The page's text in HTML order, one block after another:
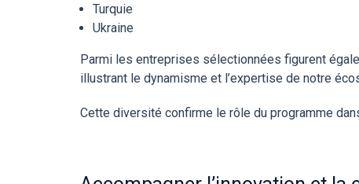
Turquie
Ukraine
Parmi les entreprises sélectionnées figurent
illustrant le dynamisme et l’expertise de notre
Cette diversité confirme le rôle du programme